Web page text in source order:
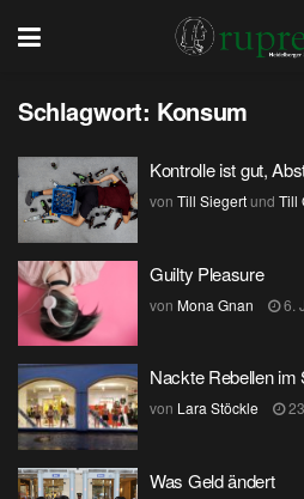
Schlagwort: Konsum
Kontrolle ist gut,
von Till Siegertund Till
Guilty Pleasure
von Mona Gnan 6.
Nackte Rebellen im
von Lara Stöckle
Was Geld ändert